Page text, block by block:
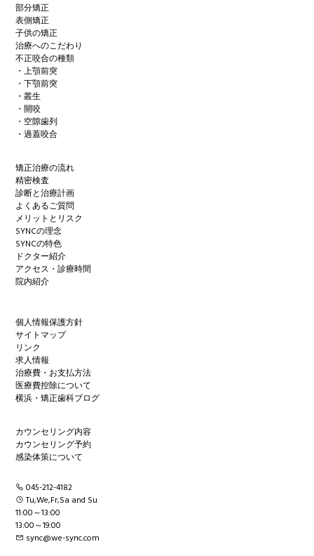
部分矯正
表側矯正
子供の矯正
治療へのこだわり
不正咬合の種類
・上顎前突
・下顎前突
・叢生
・開咬
・空隙歯列
・過蓋咬合
矯正治療の流れ
精密検査
診断と治療計画
よくあるご質問
メリットとリスク
SYNCの理念
SYNCの特色
ドクター紹介
アクセス・診療時間
院内紹介
個人情報保護方針
サイトマップ
リンク
求人情報
治療費・お支払方法
医療費控除について
横浜・矯正歯科ブログ
カウンセリング内容
カウンセリング予約
感染体策について
045-212-4182
Tu,We,Fr,Sa and Su
11:00～13:00
13:00～19:00
sync@we-sync.com